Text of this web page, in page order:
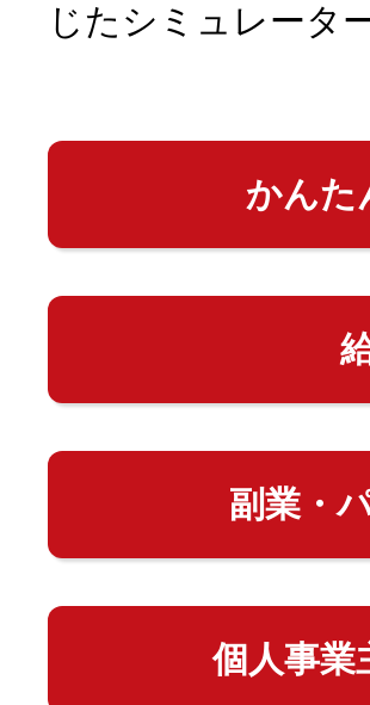
じたシミュレータ
かんた
副業・
個人事業